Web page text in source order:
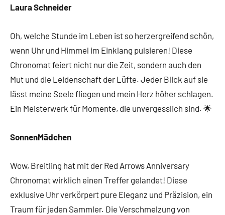
Laura Schneider
Oh, welche Stunde im Leben ist so herzergreifend schön,
wenn Uhr und Himmel im Einklang pulsieren! Diese
Chronomat feiert nicht nur die Zeit, sondern auch den
Mut und die Leidenschaft der Lüfte. Jeder Blick auf sie
lässt meine Seele fliegen und mein Herz höher schlagen.
Ein Meisterwerk für Momente, die unvergesslich sind. 🌟
SonnenMädchen
Wow, Breitling hat mit der Red Arrows Anniversary
Chronomat wirklich einen Treffer gelandet! Diese
exklusive Uhr verkörpert pure Eleganz und Präzision, ein
Traum für jeden Sammler. Die Verschmelzung von